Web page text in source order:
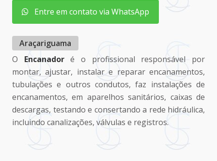
Entre em contato via WhatsApp
Araçariguama
O Encanadoré o profissional responsável por
montar, ajustar, instalar e reparar encanamentos,
tubulações e outros condutos, faz instalações de
encanamentos, em aparelhos sanitários, caixas de
descargas, testando e consertando a rede hidráulica,
incluindo canalizações, válvulas e registros.